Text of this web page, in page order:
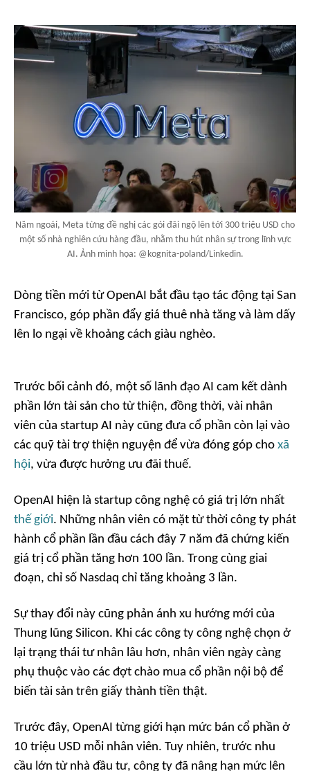
Năm ngoái, Meta từng đề nghị các gói đãi ngộ lên tới 300 triệu USD cho
một số nhà nghiên cứu hàng đầu, nhằm thu hút nhân sự trong lĩnh vực
AI. Ảnh minh họa: @kognita-poland/Linkedin.
Dòng tiền mới từ OpenAI bắt đầu tạo tác động tại San
Francisco, góp phần đẩy giá thuê nhà tăng và làm dấy
lên lo ngại về khoảng cách giàu nghèo.
Trước bối cảnh đó, một số lãnh đạo AI cam kết dành
phần lớn tài sản cho từ thiện, đồng thời, vài nhân
viên của startup AI này cũng đưa cổ phần còn lại vào
các quỹ tài trợ thiện nguyện để vừa đóng góp cho xã
hội, vừa được hưởng ưu đãi thuế.
OpenAI hiện là startup công nghệ có giá trị lớn nhất
thế giới. Những nhân viên có mặt từ thời công ty phát
hành cổ phần lần đầu cách đây 7 năm đã chứng kiến
giá trị cổ phần tăng hơn 100 lần. Trong cùng giai
đoạn, chỉ số Nasdaq chỉ tăng khoảng 3 lần.
Sự thay đổi này cũng phản ánh xu hướng mới của
Thung lũng Silicon. Khi các công ty công nghệ chọn ở
lại trạng thái tư nhân lâu hơn, nhân viên ngày càng
phụ thuộc vào các đợt chào mua cổ phần nội bộ để
biến tài sản trên giấy thành tiền thật.
Trước đây, OpenAI từng giới hạn mức bán cổ phần ở
10 triệu USD mỗi nhân viên. Tuy nhiên, trước nhu
cầu lớn từ nhà đầu tư, công ty đã nâng hạn mức lên